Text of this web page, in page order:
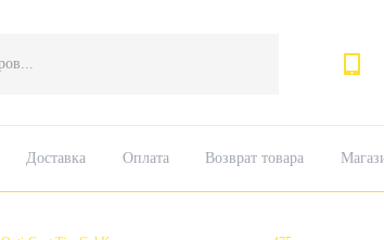
Доставка Оплата Возврат товара